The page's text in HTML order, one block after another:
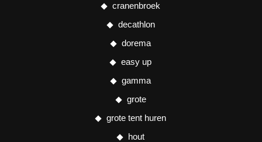
cranenbroek
decathlon
dorema
easy up
gamma
grote
grote tent huren
hout